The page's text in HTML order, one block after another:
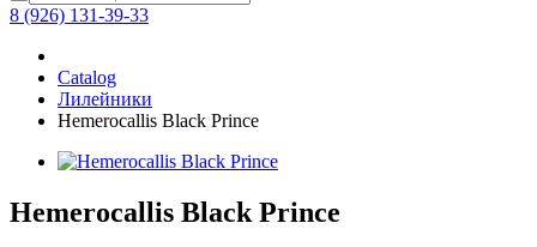
8 (926) 131-39-33
Catalog
Лилейники
Hemerocallis Black Prince
Hemerocallis Black Prince